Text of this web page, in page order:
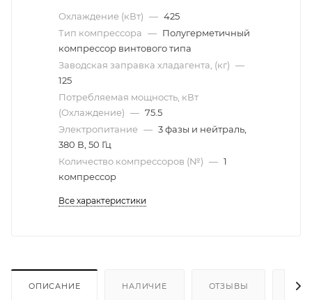
Охлаждение (кВт) — 425
Тип компрессора — Полугерметичный
компрессор винтового типа
Заводская заправка хладагента, (кг) —
125
Потребляемая мощность, кВт
(Охлаждение) — 75.5
Электропитание — 3 фазы и нейтраль,
380 В, 50 Гц
Количество компрессоров (№) — 1
компрессор
Все характеристики
ОПИСАНИЕ НАЛИЧИЕ ОТЗЫВЫ